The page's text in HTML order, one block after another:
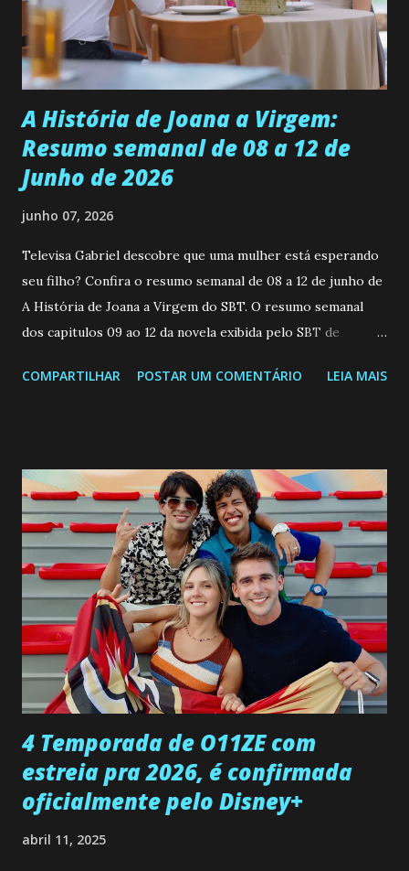
empática. Detesta injustiças e é uma ótima amiga. Pode ser
teimosa e muito persistente quando decide fazer algo.
Durante um exame ginecológico, ela é inseminada por eng...
A História de Joana a Virgem:
Resumo semanal de 08 a 12 de
Junho de 2026
junho 07, 2026
Televisa Gabriel descobre que uma mulher está esperando
seu filho? Confira o resumo semanal de 08 a 12 de junho de
A História de Joana a Virgem do SBT. O resumo semanal
dos capitulos 09 ao 12 da novela exibida pelo SBT de
a Programação Semanal do SBT de 08/06/26 a 14/06/26
confessa a Gabriel que ele demonstrou ser o tipo de
pessoa que ela tanto desejou durante toda a vida. Camila
entra no quarto de Gabriel e imagina como seria o
encontro deles, quando conseguir seduzi-lo. Manuel avisa a
Paula sobre a suposta infidelidade de Gabriel com Joana.
Rogerio consegue se livrar de todas as suspeitas pelo
desaparecimento de Francisco, apontando que ele poderia
ter sido vítima da fúria de Gabriel. Artur informa a Gabriel
que a clínica inseminou por engano outra paciente, que está
...
COMPARTILHAR POSTAR UM COMENTÁRIO LEIA MAIS
4 Temporada de O11ZE com
estreia pra 2026, é confirmada
oficialmente pelo Disney+
abril 11, 2025